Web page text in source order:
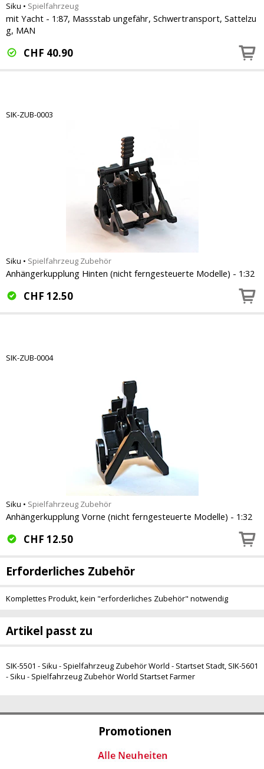
Promotionen
Siku • Spielfahrzeug
mit Yacht - 1:87, Massstab ungefähr, Schwertransport, Sattelzu
g, MAN
CHF 40.90
SIK-ZUB-0003
Siku • Spielfahrzeug Zubehör
Anhängerkupplung Hinten (nicht ferngesteuerte Modelle) - 1:32
CHF 12.50
SIK-ZUB-0004
Siku • Spielfahrzeug Zubehör
Anhängerkupplung Vorne (nicht ferngesteuerte Modelle) - 1:32
CHF 12.50
Erforderliches Zubehör
Komplettes Produkt, kein "erforderliches Zubehör" notwendig
Artikel passt zu
SIK-5501 - Siku - Spielfahrzeug Zubehör World - Startset Stadt, SIK-5601
- Siku - Spielfahrzeug Zubehör World Startset Farmer